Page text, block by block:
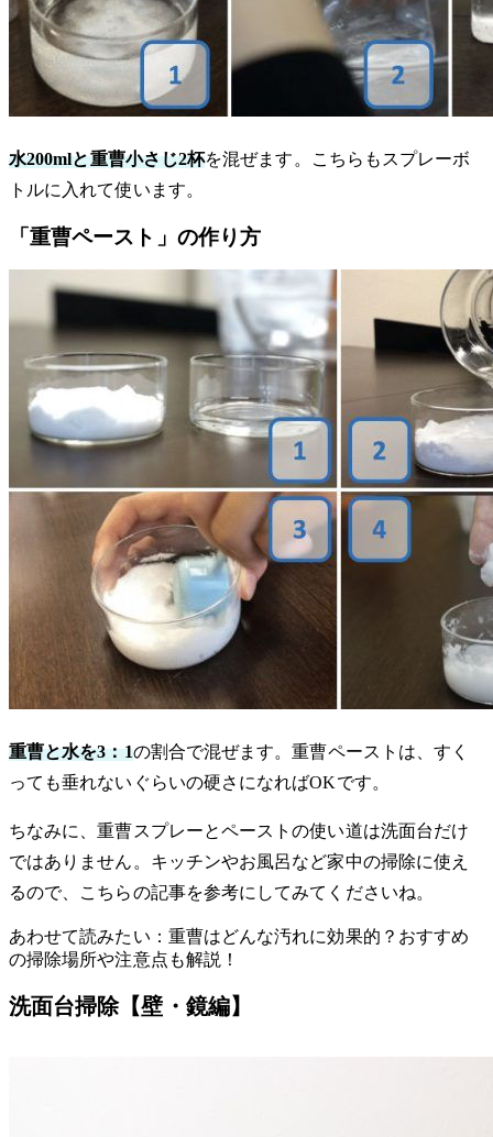
水200mlと重曹小さじ2杯を混ぜます。こちらもスプレーボ
トルに入れて使います。
「重曹ペースト」の作り方
重曹と水を3：1の割合で混ぜます。重曹ペーストは、すく
っても垂れないぐらいの硬さになればOKです。
ちなみに、重曹スプレーとペーストの使い道は洗面台だけ
ではありません。キッチンやお風呂など家中の掃除に使え
るので、こちらの記事を参考にしてみてくださいね。
あわせて読みたい：重曹はどんな汚れに効果的？おすすめ
の掃除場所や注意点も解説！
洗面台掃除【壁・鏡編】